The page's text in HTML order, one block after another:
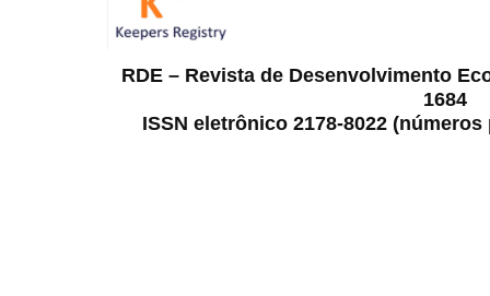
RDE – Revista de Desenvolvimento
1684
ISSN eletrônico 2178-8022